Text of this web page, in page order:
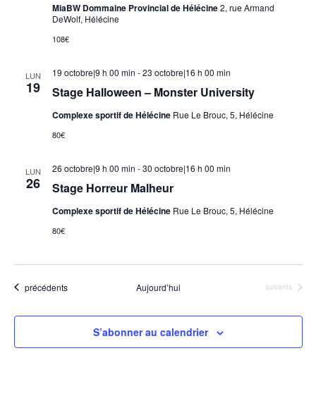
MiaBW Dommaine Provincial de Hélécine2, rue Armand
DeWolf, Hélécine
108€
LUN
19 Stage Halloween – Monster University
19 octobre|9 h 00 min -23 octobre|16 h 00 min
Complexe sportif de Hélécine Rue Le Brouc, 5, Hélécine
80€
LUN
26 Stage Horreur Malheur
26 octobre|9 h 00 min -30 octobre|16 h 00 min
Complexe sportif de Hélécine Rue Le Brouc, 5, Hélécine
80€
Évènements
précédents Aujourd’hui Évènements
suivants
S’abonner au calendrier